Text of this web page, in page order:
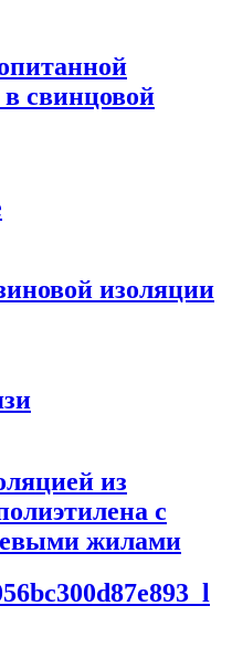
свинцовой
изоляции
из
с
жилами